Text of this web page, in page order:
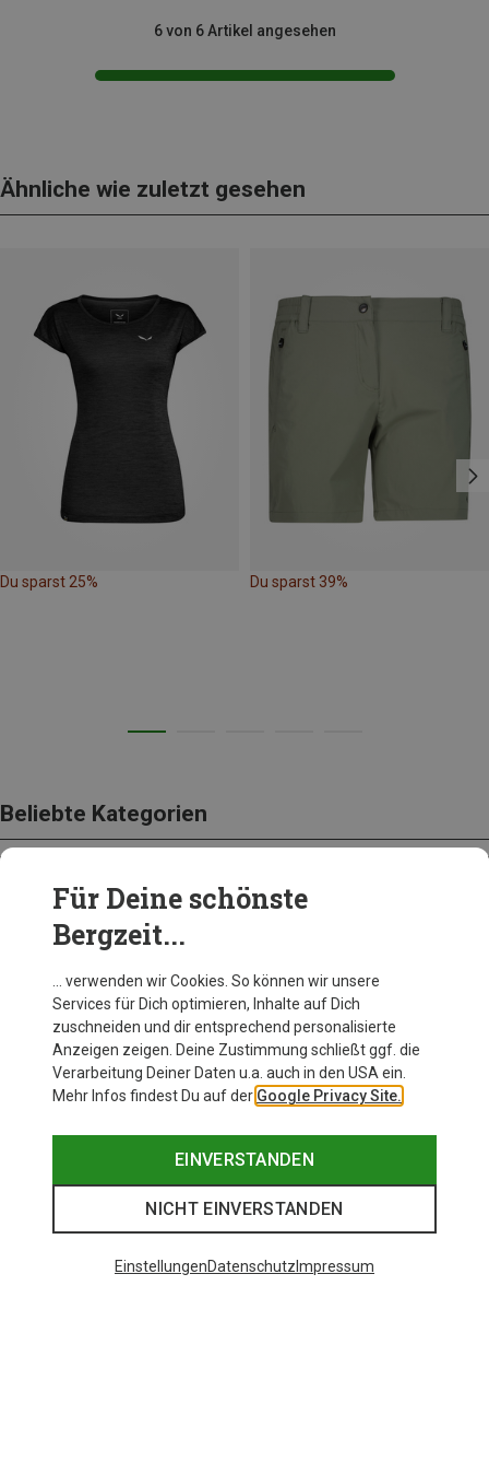
6 von 6 Artikel angesehen
Ähnliche wie zuletzt gesehen
Du sparst 25% Du sparst 39%
Beliebte Kategorien
BEKLEIDUNG
Für Deine schönste
Bergzeit...
… verwenden wir Cookies. So können wir unsere
Services für Dich optimieren, Inhalte auf Dich
zuschneiden und dir entsprechend personalisierte
Anzeigen zeigen. Deine Zustimmung schließt ggf. die
Verarbeitung Deiner Daten u.a. auch in den USA ein.
Mehr Infos findest Du auf der Google Privacy Site.
EINVERSTANDEN
NICHT EINVERSTANDEN
EinstellungenDatenschutz Impressum